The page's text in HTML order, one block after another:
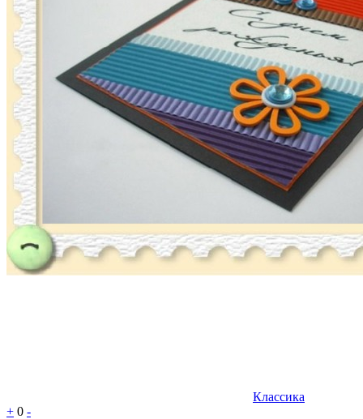
Классика
+ 0 -